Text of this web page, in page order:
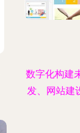
数字化构建
发、网站建